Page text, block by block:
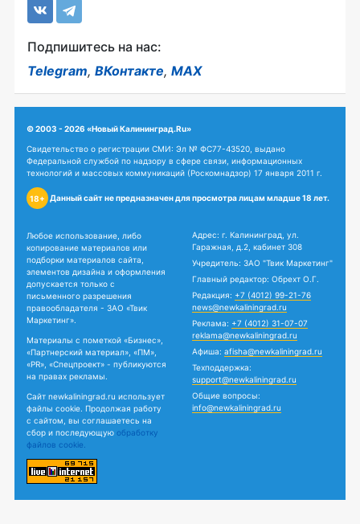
Подпишитесь на нас:
Telegram, ВКонтакте, MAX
© 2003 - 2026 «Новый Калининград.Ru»
Свидетельство о регистрации СМИ: Эл № ФС77-43520, выдано
Федеральной службой по надзору в сфере связи, информационных
технологий и массовых коммуникаций (Роскомнадзор) 17 января 2011 г.
18+ Данный сайт не предназначен для просмотра лицам младше 18 лет.
Любое использование, либо
копирование материалов или
подборки материалов сайта,
элементов дизайна и оформления
допускается только с
письменного разрешения
правообладателя - ЗАО «Твик
Маркетинг».
Материалы с пометкой «Бизнес»,
«Партнерский материал», «ПМ»,
«PR», «Спецпроект» - публикуются
на правах рекламы.
Сайт newkaliningrad.ru использует
файлы cookie. Продолжая работу
с сайтом, вы соглашаетесь на
сбор и последующую обработку
файлов cookie.
Адрес: г. Калининград, ул.
Гаражная, д.2, кабинет 308
Учредитель: ЗАО "Твик Маркетинг"
Главный редактор: Обрехт О.Г.
Редакция: +7 (4012) 99-21-76
news@newkaliningrad.ru
Реклама: +7 (4012) 31-07-07
reklama@newkaliningrad.ru
Афиша: afisha@newkaliningrad.ru
Техподдержка:
support@newkaliningrad.ru
Общие вопросы:
info@newkaliningrad.ru